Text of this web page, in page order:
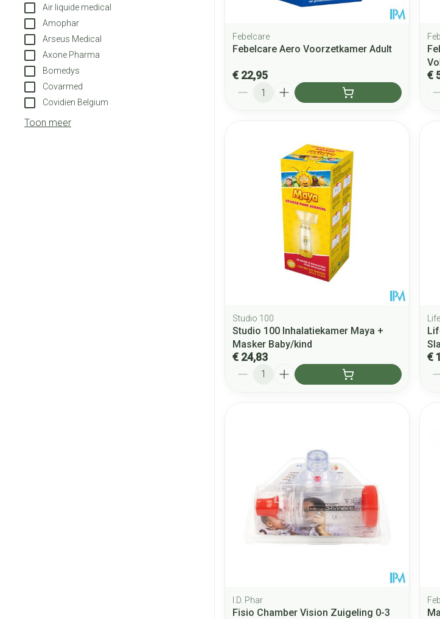
Air liquide medical
Amophar
Arseus Medical
Axone Pharma
Bomedys
Covarmed
Covidien Belgium
Toon meer
Febelcare
Febelcare Aero Voorzetkamer Adult
€ 22,95 €
Studio 100
Studio 100 Inhalatiekamer Maya +
Masker Baby/kind
€ 24,83 €
I.D. Phar
Fisio Chamber Vision Zuigeling 0-3